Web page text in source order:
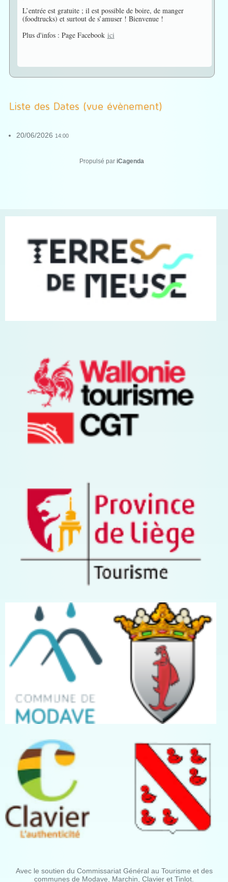
L’entrée est gratuite ; il est possible de boire, de manger
(foodtrucks) et surtout de s’amuser ! Bienvenue !
Plus d'infos : Page Facebook ici
Liste des Dates (vue évènement)
20/06/2026 14:00
Propulsé par iCagenda
Avec le soutien du Commissariat Général au Tourisme et des
communes de Modave, Marchin, Clavier et Tinlot.